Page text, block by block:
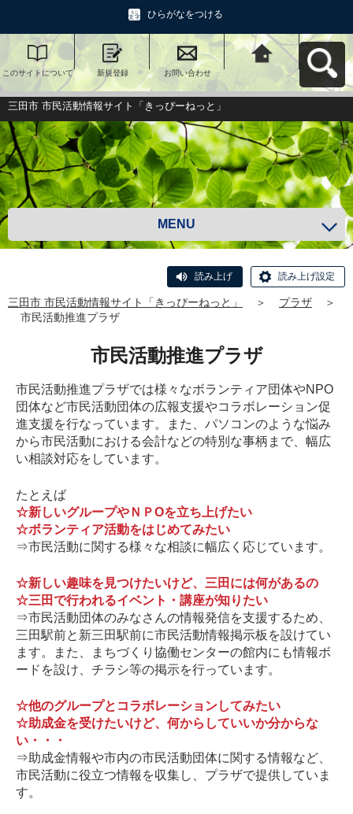
ひらがなをつける
このサイトについて 新規登録 お問い合わせ
三田市 市民活動情報
サイト「きっぴーね
っと」へ戻る
三田市 市民活動情報サイト「きっぴーねっと」
MENU
読み上げ 読み上げ設定
三田市 市民活動情報サイト「きっぴーねっと」 ＞ プラザ
＞
市民活動推進プラザ
市民活動推進プラザ
市民活動推進プラザでは様々なボランティア団体やNPO
団体など市民活動団体の広報支援やコラボレーション促
進支援を行なっています。また、パソコンのような悩み
から市民活動における会計などの特別な事柄まで、幅広
い相談対応をしています。
たとえば
☆新しいグループやＮＰOを立ち上げたい
☆ボランティア活動をはじめてみたい
⇒市民活動に関する様々な相談に幅広く応じています。
☆新しい趣味を見つけたいけど、三田には何があるの
☆三田で行われるイベント・講座が知りたい
⇒市民活動団体のみなさんの情報発信を支援するため、
三田駅前と新三田駅前に市民活動情報掲示板を設けてい
ます。また、まちづくり協働センターの館内にも情報ボ
ードを設け、チラシ等の掲示を行っています。
☆他のグループとコラボレーションしてみたい
☆助成金を受けたいけど、何からしていいか分からな
い・・・
⇒助成金情報や市内の市民活動団体に関する情報など、
市民活動に役立つ情報を収集し、プラザで提供していま
す。